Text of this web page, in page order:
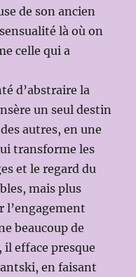
de son ancien
là où on
celle qui a
d’abstraire la
un seul destin
autres, en une
transforme les
et le regard du
mais plus
l’engagement
beaucoup de
efface presque
en faisant